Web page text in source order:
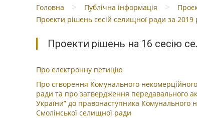
Головна > Публічна інформація >
Проекти рішень сесій селищної ради за 2019
Проекти рішень на 16 сесію
Про електронну петицію
Про створення Комунального
ради та про затвердження передавального
України” до правонаступника Комунального
Смолінської селищної ради